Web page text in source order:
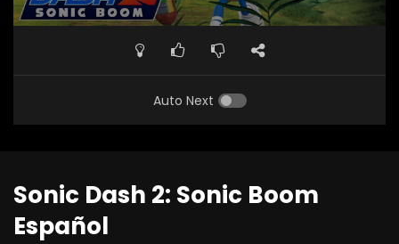
Auto Next
Sonic Dash 2: Sonic Boom
Español